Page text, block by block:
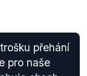
přehání
pro naše